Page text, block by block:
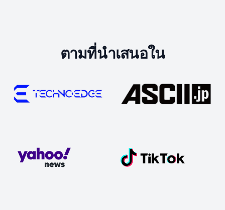
ตามที่นำเสนอใน